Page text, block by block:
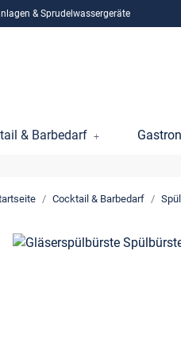
& Sprudelwassergeräte
& Barbedarf
Cocktail & Barbedarf